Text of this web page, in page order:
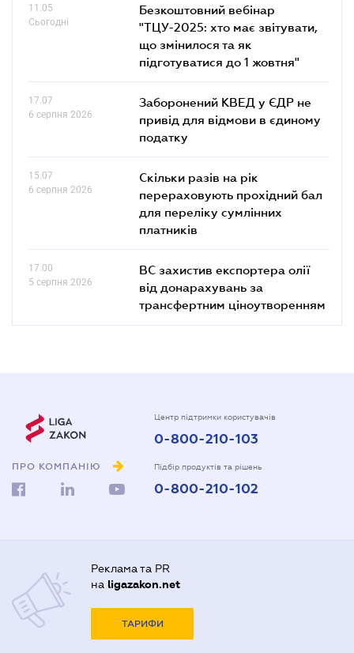
11.05
Сьогодні
Безкоштовний вебінар
"ТЦУ-2025: хто має звітувати,
що змінилося та як
підготуватися до 1 жовтня"
17.07
6 серпня 2026
Заборонений КВЕД у ЄДР не
привід для відмови в єдиному
податку
15.07
6 серпня 2026
Скільки разів на рік
перераховують прохідний бал
для переліку сумлінних
платників
17.00
5 серпня 2026
ВС захистив експортера олії
від донарахувань за
трансфертним ціноутворенням
ПРО КОМПАНІЮ
Центр підтримки користувачів
0-800-210-103
Підбір продуктів та рішень
0-800-210-102
Реклама та PR
на ligazakon.net
ТАРИФИ